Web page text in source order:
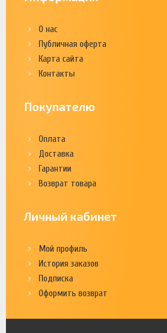
О нас
Публичная оферта
Карта сайта
Контакты
Покупателю
Оплата
Доставка
Гарантии
Возврат товара
Личный кабинет
Мой профиль
История заказов
Подписка
Оформить возврат